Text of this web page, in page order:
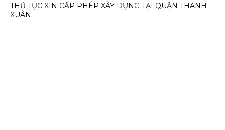
THỦ TỤC XIN CẤP PHÉP XÂY DỰNG TẠI QUẬN THANH
XUÂN